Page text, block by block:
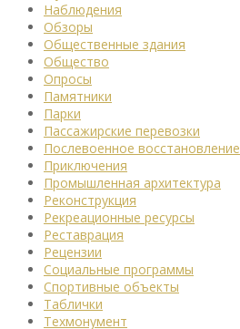
Наблюдения
Обзоры
Общественные здания
Общество
Опросы
Памятники
Парки
Пассажирские перевозки
Послевоенное восстановление
Приключения
Промышленная архитектура
Реконструкция
Рекреационные ресурсы
Реставрация
Рецензии
Социальные программы
Спортивные объекты
Таблички
Техмонумент